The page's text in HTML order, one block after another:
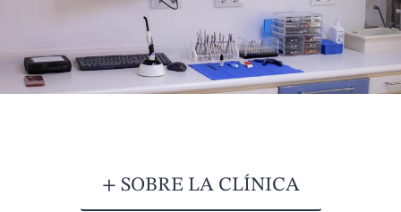
+ SOBRE LA CLÍNICA